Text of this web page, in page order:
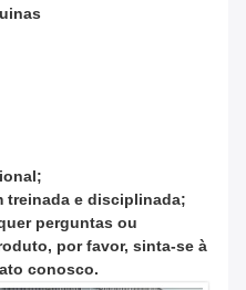
treinada e disciplinada;
perguntas ou
por favor, sinta-se à
conosco.